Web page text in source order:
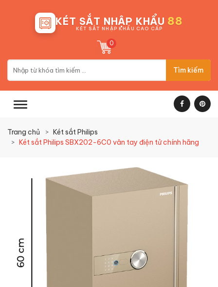
KÉT SẮT NHẬP KHẨU 88
KÉT SẮT NHẬP KHẨU CAO CẤP
0
Tìm kiếm
Trang chủ
Két sắt Philips
Két sắt Philips SBX202-6C0 vân tay điện tử chính hãng